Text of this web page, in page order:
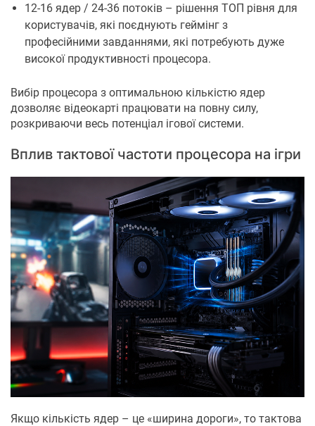
12-16 ядер / 24-36 потоків – рішення ТОП рівня для
користувачів, які поєднують геймінг з
професійними завданнями, які потребують дуже
високої продуктивності процесора.
Вибір процесора з оптимальною кількістю ядер
дозволяє відеокарті працювати на повну силу,
розкриваючи весь потенціал ігової системи.
Вплив тактової частоти процесора на ігри
Якщо кількість ядер – це «ширина дороги», то тактова